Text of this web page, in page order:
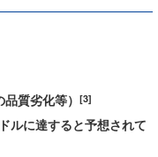
質劣化等） [3]
ルに達すると予想されて